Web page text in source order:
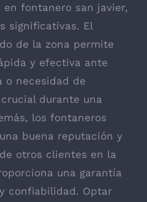
en fontanero san javier,
significativas. El
de la zona permite
y efectiva ante
o necesidad de
durante una
los fontaneros
buena reputación y
otros clientes en la
una garantía
confiabilidad. Optar